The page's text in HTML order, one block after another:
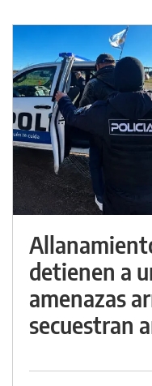
detienen a
amenazas
secuestran